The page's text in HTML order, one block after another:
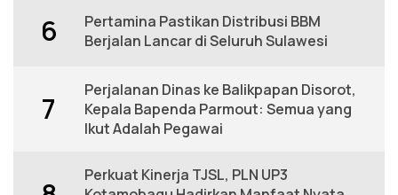
6
Pertamina Pastikan Distribusi BBM
Berjalan Lancar di Seluruh Sulawesi
7
Perjalanan Dinas ke Balikpapan Disorot,
Kepala Bapenda Parmout: Semua yang
Ikut Adalah Pegawai
Perkuat Kinerja TJSL, PLN UP3